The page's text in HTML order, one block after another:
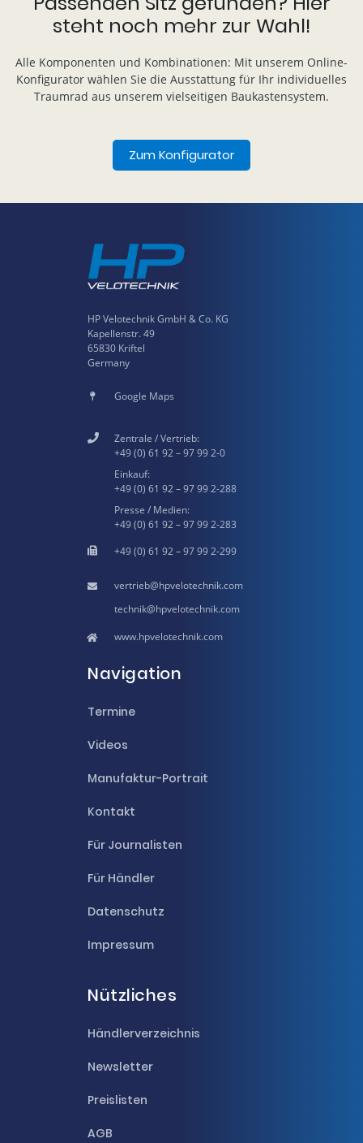
steht noch mehr zur Wahl!
Alle Komponenten und Kombinationen: Mit unserem Online-
Konfigurator wählen Sie die Ausstattung für Ihr individuelles
Traumrad aus unserem vielseitigen Baukastensystem.
Zum Konfigurator
HP Velotechnik GmbH & Co. KG
Kapellenstr. 49
65830 Kriftel
Germany
Google Maps
Zentrale / Vertrieb:
+49 (0) 61 92 – 97 99 2-0
Einkauf:
+49 (0) 61 92 – 97 99 2-288
Presse / Medien:
+49 (0) 61 92 – 97 99 2-283
+49 (0) 61 92 – 97 99 2-299
hpvelotechnik.com
hpvelotechnik.com
www.hpvelotechnik.com
Navigation
Termine
Videos
Manufaktur-Portrait
Kontakt
Für Journalisten
Für Händler
Datenschutz
Impressum
Nützliches
Händlerverzeichnis
Newsletter
Preislisten
AGB